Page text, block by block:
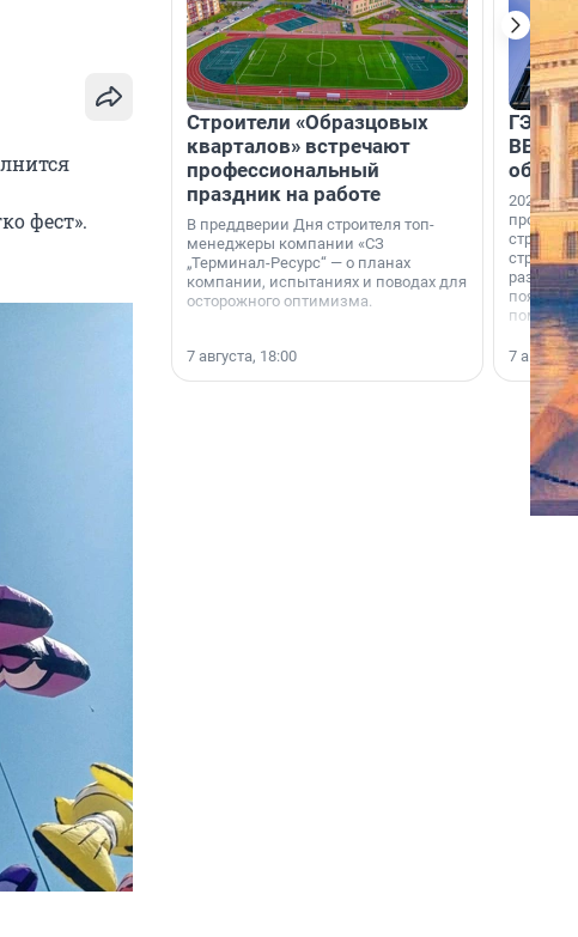
фест».
Строители «Образцовых
кварталов» встречают
профессиональный
праздник на работе
В преддверии Дня строителя топ-
менеджеры компании «СЗ
„Терминал-Ресурс“ — о планах
компании, испытаниях и поводах для
осторожного оптимизма.
7 августа, 18:00
ГЭС,
ВВП: в
об
2026-й —
раз. В
7